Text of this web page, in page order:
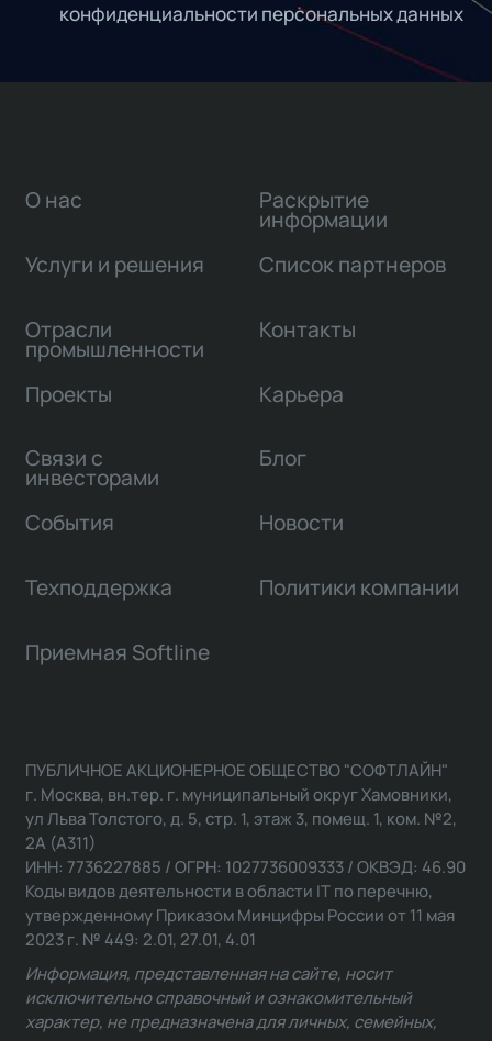
конфиденциальности персональных данных
О нас
Услуги и решения
Отрасли
промышленности
Проекты
Связи с
инвесторами
Раскрытие
информации
Список партнеров
Контакты
Карьера
Блог
События Новости
Техподдержка Политики компании
Приемная Softline
ПУБЛИЧНОЕ АКЦИОНЕРНОЕ ОБЩЕСТВО "СОФТЛАЙН"
г. Москва, вн.тер. г. муниципальный округ Хамовники,
ул Льва Толстого, д. 5, стр. 1, этаж 3, помещ. 1, ком. №2,
2А (А311)
ИНН: 7736227885 / ОГРН: 1027736009333 / ОКВЭД: 46.90
Коды видов деятельности в области IT по перечню,
утвержденному Приказом Минцифры России от 11 мая
2023 г. № 449: 2.01, 27.01, 4.01
Информация, представленная на сайте, носит
исключительно справочный и ознакомительный
характер, не предназначена для личных, семейных,